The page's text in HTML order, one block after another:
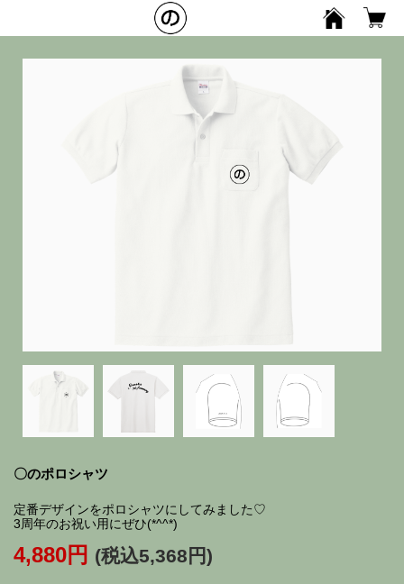
〇のポロシャツ
定番デザインをポロシャツにしてみました♡
3周年のお祝い用にぜひ(*^^*)
4,880円 (税込5,368円)